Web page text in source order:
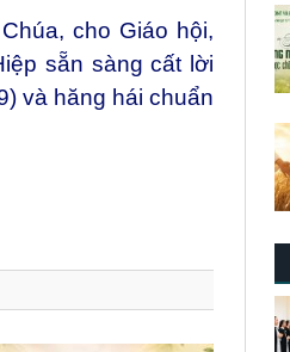
cho Giáo hội,
sẵn sàng cất lời
và hăng hái chuẩn